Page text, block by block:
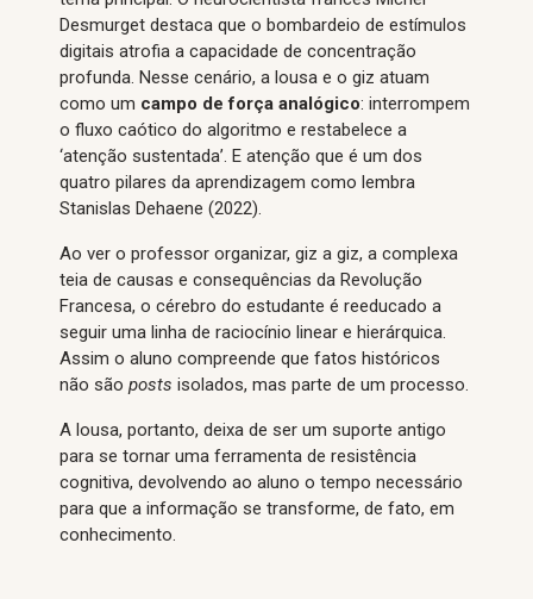
Desmurget destaca que o bombardeio de estímulos
digitais atrofia a capacidade de concentração
profunda. Nesse cenário, a lousa e o giz atuam
como um campo de força analógico: interrompem
o fluxo caótico do algoritmo e restabelece a
‘atenção sustentada’. E atenção que é um dos
quatro pilares da aprendizagem como lembra
Stanislas Dehaene (2022).
Ao ver o professor organizar, giz a giz, a complexa
teia de causas e consequências da Revolução
Francesa, o cérebro do estudante é reeducado a
seguir uma linha de raciocínio linear e hierárquica.
Assim o aluno compreende que fatos históricos
não são posts isolados, mas parte de um processo.
A lousa, portanto, deixa de ser um suporte antigo
para se tornar uma ferramenta de resistência
cognitiva, devolvendo ao aluno o tempo necessário
para que a informação se transforme, de fato, em
conhecimento.